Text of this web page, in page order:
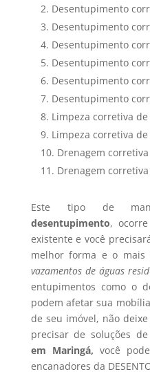
Desentupimento
Desentupimento
Desentupimento
Desentupimento
Desentupimento
Desentupimento
Limpeza corretiva de
Limpeza corretiva de
Drenagem
Drenagem
Este tipo de
desentupimento,
existente e você
melhor forma e o mais
vazamentos de águas
entupimentos como o
podem afetar sua
de seu imóvel, não
precisar de soluções de
em Maringá, você
encanadores da